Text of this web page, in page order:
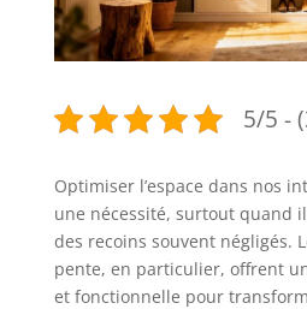
5/5 -
Optimiser l’espace dans nos
une nécessité, surtout quand
des recoins souvent négligés.
pente, en particulier, offrent
et fonctionnelle pour